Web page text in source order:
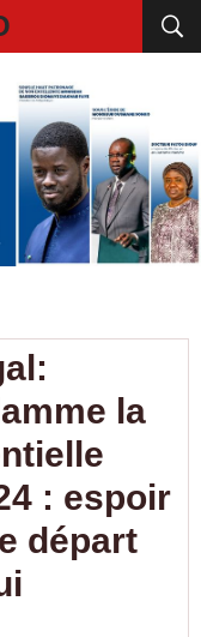
la
: espoir
départ